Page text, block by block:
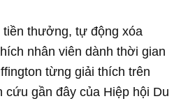
thưởng, tự động xóa
nhân viên dành thời gian
từng giải thích trên
cứu gần đây của Hiệp hội Du